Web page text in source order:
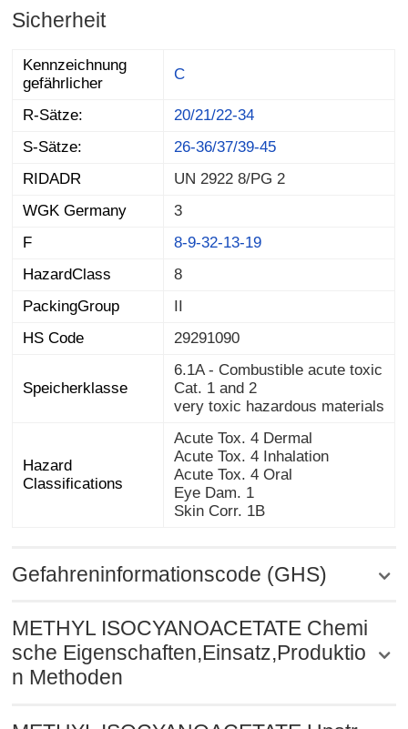
Sicherheit
Kennzeichnung
gefährlicher
C
R-Sätze:
20/21/22-34
S-Sätze:
26-36/37/39-45
RIDADR
UN 2922 8/PG 2
WGK Germany
3
F
8-9-32-13-19
HazardClass
8
PackingGroup
HS Code
29291090
Speicherklasse
6.1A - Combustible acute toxic
Cat. 1 and 2
very toxic hazardous materials
Hazard
Classifications
Acute Tox. 4 Dermal
Acute Tox. 4 Inhalation
Acute Tox. 4 Oral
Eye Dam. 1
Skin Corr. 1B
Gefahreninformationscode (GHS)
METHYL ISOCYANOACETATE Chemi
sche Eigenschaften,Einsatz,Produktio
n Methoden